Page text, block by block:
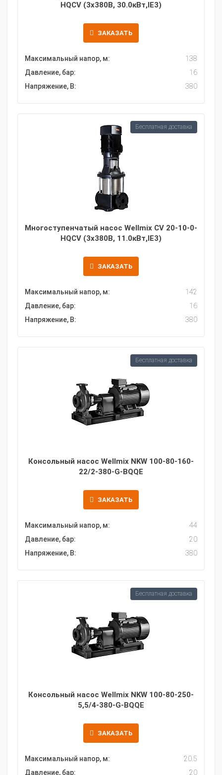
HQCV (3х380В, 30.0кВт,IE3)
ЗАКАЗАТЬ
Максимальный напор, м:
138
Давление, бар:
16
Напряжение, В:
380
Многоступенчатый насос Wellmix CV 20-10-0-
HQCV (3х380В, 11.0кВт,IE3)
ЗАКАЗАТЬ
Максимальный напор, м:
142
Давление, бар:
16
Напряжение, В:
380
Бесплатная доставка
Консольный насос Wellmix NKW 100-80-160-
22/2-380-G-BQQE
ЗАКАЗАТЬ
Максимальный напор, м:
44
Давление, бар:
20
Напряжение, В:
380
Бесплатная доставка
Консольный насос Wellmix NKW 100-80-250-
5,5/4-380-G-BQQE
ЗАКАЗАТЬ
Максимальный напор, м:
20.5
Давление, бар:
20
Бесплатная доставка